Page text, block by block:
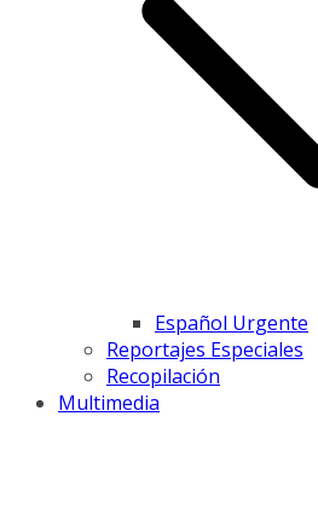
Español Urgente
Reportajes Especiales
Recopilación
Multimedia